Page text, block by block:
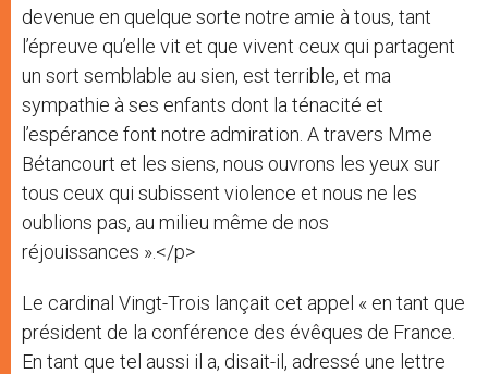
devenue en quelque sorte notre amie à tous, tant
l’épreuve qu’elle vit et que vivent ceux qui partagent
un sort semblable au sien, est terrible, et ma
sympathie à ses enfants dont la ténacité et
l’espérance font notre admiration. A travers Mme
Bétancourt et les siens, nous ouvrons les yeux sur
tous ceux qui subissent violence et nous ne les
oublions pas, au milieu même de nos
réjouissances ».</p>
Le cardinal Vingt-Trois lançait cet appel « en tant que
président de la conférence des évêques de France.
En tant que tel aussi il a, disait-il, adressé une lettre